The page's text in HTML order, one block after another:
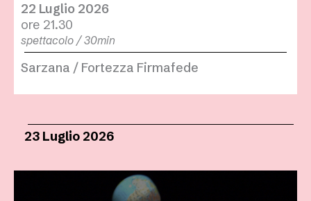
22 Luglio 2026
ore 21.30
spettacolo / 30min
Sarzana / Fortezza Firmafede
23 Luglio 2026